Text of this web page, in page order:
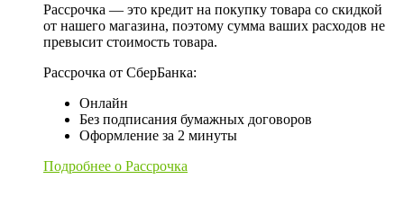
Рассрочка — это кредит на покупку товара со скидкой
от нашего магазина, поэтому сумма ваших расходов не
превысит стоимость товара.
Рассрочка от СберБанка:
Онлайн
Без подписания бумажных договоров
Оформление за 2 минуты
Подробнее о Рассрочка